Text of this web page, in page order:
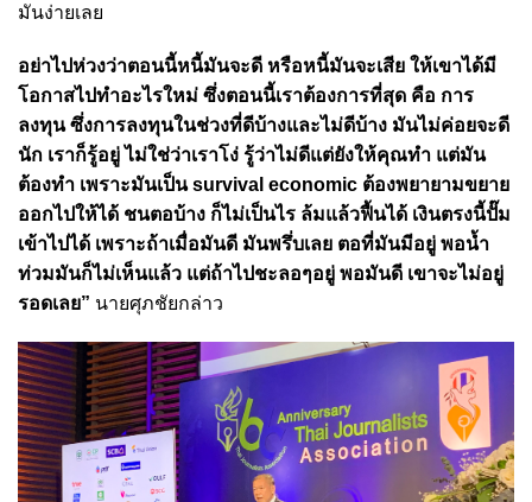
มันง่ายเลย
อย่าไปห่วงว่าตอนนี้หนี้มันจะดี หรือหนี้มันจะเสีย ให้เขาได้มี
โอกาสไปทำอะไรใหม่ ซึ่งตอนนี้เราต้องการที่สุด คือ การ
ลงทุน ซึ่งการลงทุนในช่วงที่ดีบ้างและไม่ดีบ้าง มันไม่ค่อยจะดี
นัก เราก็รู้อยู่ ไม่ใช่ว่าเราโง่ รู้ว่าไม่ดีแต่ยังให้คุณทำ แต่มัน
ต้องทำ เพราะมันเป็น survival economic ต้องพยายามขยาย
ออกไปให้ได้ ชนตอบ้าง ก็ไม่เป็นไร ล้มแล้วฟื้นได้ เงินตรงนี้ปั๊ม
เข้าไปได้ เพราะถ้าเมื่อมันดี มันพรึ่บเลย ตอที่มันมีอยู่ พอน้ำ
ท่วมมันก็ไม่เห็นแล้ว แต่ถ้าไปชะลอๆอยู่ พอมันดี เขาจะไม่อยู่
รอดเลย” นายศุภชัยกล่าว